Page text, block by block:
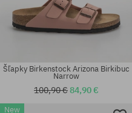
Šľapky Birkenstock Arizona Birkibuc
Narrow
100,90 €84,90 €
New